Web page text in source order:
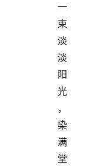
一
束
淡
淡
阳
光
，
染
满
堂